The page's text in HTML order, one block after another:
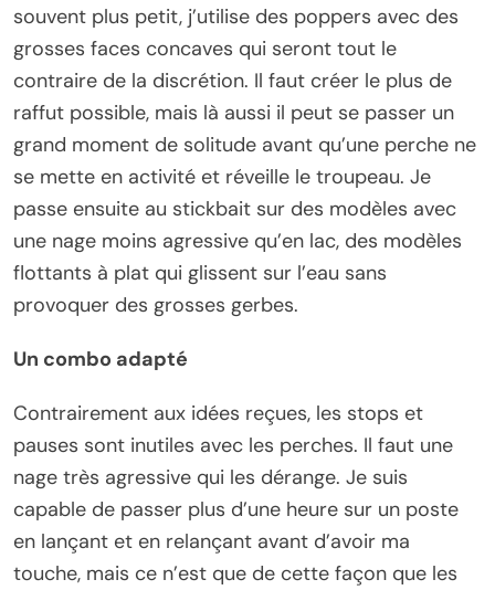
souvent plus petit, j’utilise des poppers avec des
grosses faces concaves qui seront tout le
contraire de la discrétion. Il faut créer le plus de
raffut possible, mais là aussi il peut se passer un
grand moment de solitude avant qu’une perche ne
se mette en activité et réveille le troupeau. Je
passe ensuite au stickbait sur des modèles avec
une nage moins agressive qu’en lac, des modèles
flottants à plat qui glissent sur l’eau sans
provoquer des grosses gerbes.
Un combo adapté
Contrairement aux idées reçues, les stops et
pauses sont inutiles avec les perches. Il faut une
nage très agressive qui les dérange. Je suis
capable de passer plus d’une heure sur un poste
en lançant et en relançant avant d’avoir ma
touche, mais ce n’est que de cette façon que les